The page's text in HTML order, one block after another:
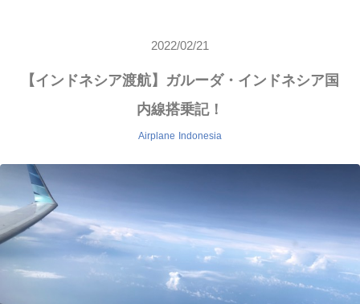
2022/02/21
【インドネシア渡航】ガルーダ・インドネシア国
内線搭乗記！
Airplane Indonesia